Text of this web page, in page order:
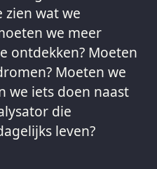
zien wat we
we meer
ontdekken? Moeten
Moeten we
we iets doen naast
die
leven?